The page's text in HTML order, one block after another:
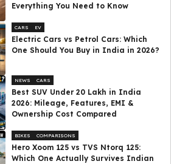
Everything You Need to Know
CARS EV
Electric Cars vs Petrol Cars: Which
One Should You Buy in India in 2026?
NEWS CARS
Best SUV Under ₹20 Lakh in India
2026: Mileage, Features, EMI &
Ownership Cost Compared
BIKES COMPARISONS
Hero Xoom 125 vs TVS Ntorq 125:
Which One Actually Survives Indian